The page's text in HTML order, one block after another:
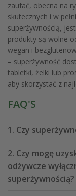
zaufać, obecna na
skutecznych i w
superżywnością,
produkty są wolne
wegan i
– superżywność
tabletki, żelki lub
aby skorzystać z
FAQ'S
1. Czy
2. Czy mogę
odżywcze
superżywnością?